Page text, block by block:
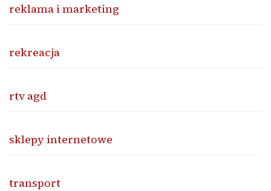
reklama i marketing
rekreacja
rtv agd
sklepy internetowe
transport